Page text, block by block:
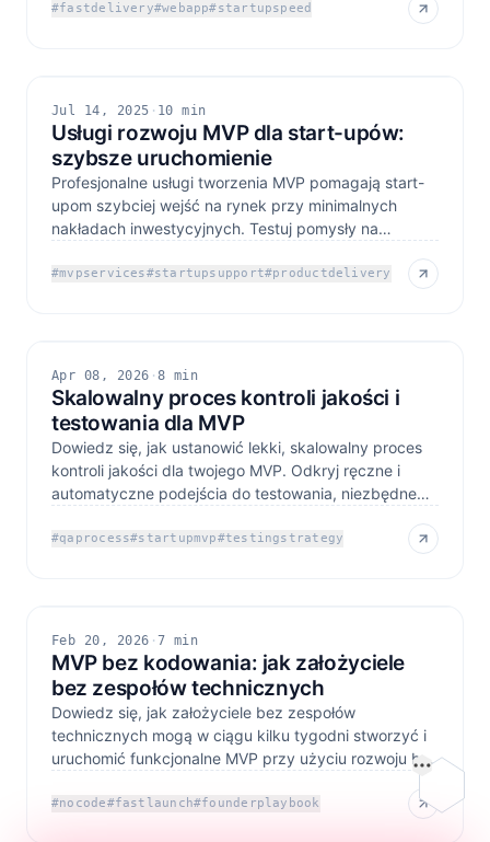
#fastdelivery#webapp#startupspeed
Jul 14, 2025 · 10 min
Usługi rozwoju MVP dla start-upów:
szybsze uruchomienie
Profesjonalne usługi tworzenia MVP pomagają start-
upom szybciej wejść na rynek przy minimalnych
nakładach inwestycyjnych. Testuj pomysły na
#mvpservices#startupsupport#productdelivery
Apr 08, 2026 · 8 min
Skalowalny proces kontroli jakości i
testowania dla MVP
Dowiedz się, jak ustanowić lekki, skalowalny proces
kontroli jakości dla twojego MVP. Odkryj ręczne i
automatyczne podejścia do testowania, niezbędne
#qaprocess#startupmvp#testingstrategy
Feb 20, 2026 · 7 min
MVP bez kodowania: jak założyciele
bez zespołów technicznych
Dowiedz się, jak założyciele bez zespołów
technicznych mogą w ciągu kilku tygodni stworzyć i
uruchomić funkcjonalne MVP przy użyciu rozwoju bez
#nocode#fastlaunch#founderplaybook
Na tej